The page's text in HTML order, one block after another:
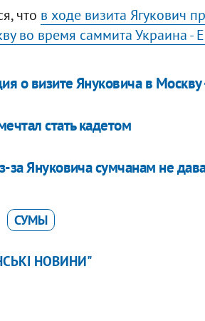
что в ходе визита Ягукович
во время саммита Украина -
о визите Януковича в
стать кадетом
за Януковича сумчанам не
СУМЫ
НОВИНИ"